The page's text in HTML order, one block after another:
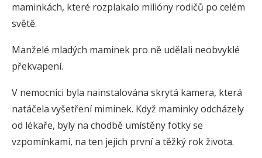
maminkách, které rozplakalo milióny rodičů po celém
světě.
Manželé mladých maminek pro ně udělali neobvyklé
překvapení.
V nemocnici byla nainstalována skrytá kamera, která
natáčela vyšetření miminek. Když maminky odcházely
od lékaře, byly na chodbě umístěny fotky se
vzpomínkami, na ten jejich první a těžký rok života.